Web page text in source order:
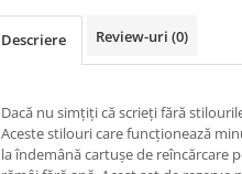
Descriere Review-uri (0)
Dacă nu simțiți că scrieți fără
Aceste stilouri care funcționează
la îndemână cartușe de reîncărcare